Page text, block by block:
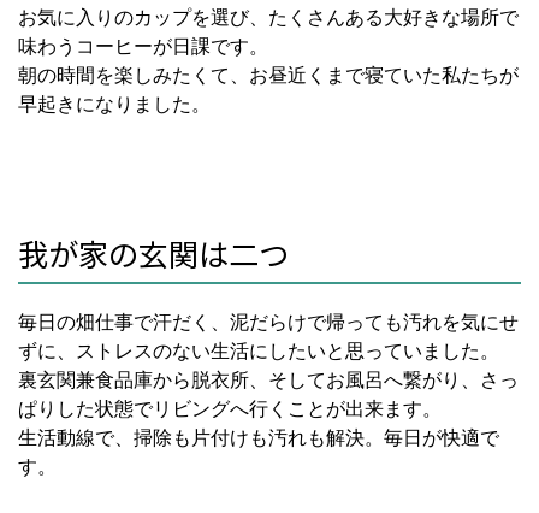
お気に入りのカップを選び、たくさんある大好きな場所で
味わうコーヒーが日課です。
朝の時間を楽しみたくて、お昼近くまで寝ていた私たちが
早起きになりました。
我が家の玄関は二つ
毎日の畑仕事で汗だく、泥だらけで帰っても汚れを気にせ
ずに、ストレスのない生活にしたいと思っていました。
裏玄関兼食品庫から脱衣所、そしてお風呂へ繋がり、さっ
ぱりした状態でリビングへ行くことが出来ます。
生活動線で、掃除も片付けも汚れも解決。毎日が快適で
す。